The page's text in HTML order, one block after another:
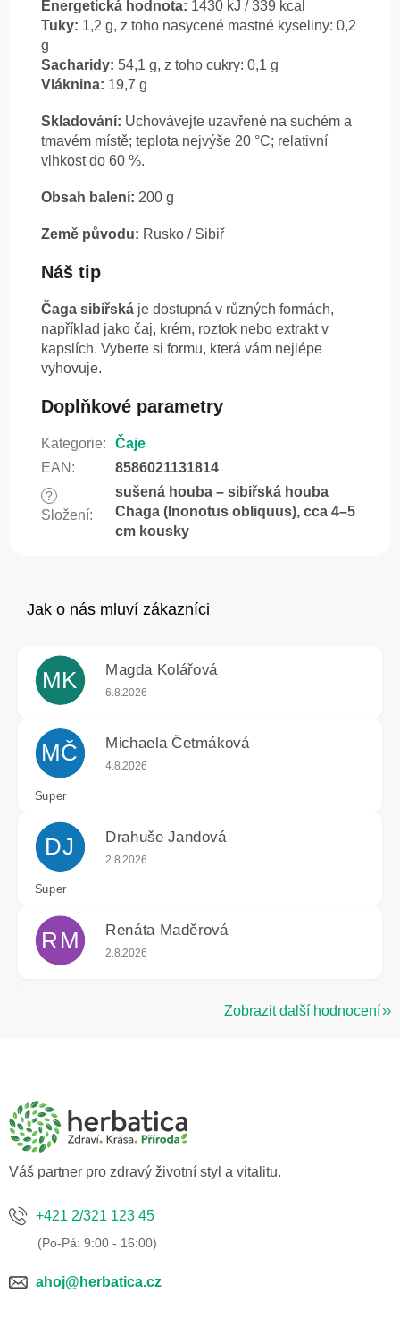
Energetická hodnota: 1430 kJ / 339 kcal
Tuky: 1,2 g, z toho nasycené mastné kyseliny: 0,2
g
Sacharidy: 54,1 g, z toho cukry: 0,1 g
Vláknina: 19,7 g
Skladování: Uchovávejte uzavřené na suchém a
tmavém místě; teplota nejvýše 20 °C; relativní
vlhkost do 60 %.
Obsah balení: 200 g
Země původu: Rusko / Sibiř
Náš tip
Čaga sibiřská je dostupná v různých formách,
například jako čaj, krém, roztok nebo extrakt v
kapslích. Vyberte si formu, která vám nejlépe
vyhovuje.
Doplňkové parametry
Kategorie:
Čaje
EAN : 8586021131814
?
Složení:
sušená houba – sibiřská houba
Chaga (Inonotus obliquus), cca 4–5
cm kousky
MK Magda Kolářová
Hodnocení obchodu je 5 z 5 hvězdiček.
6.8.2026
MČ Michaela Četmáková
Hodnocení obchodu je 5 z 5 hvězdiček.
4.8.2026
Super
DJ Drahuše Jandová
Hodnocení obchodu je 5 z 5 hvězdiček.
2.8.2026
Super
RM Renáta Maděrová
Hodnocení obchodu je 5 z 5 hvězdiček.
2.8.2026
Zobrazit další hodnocení
a
Váš partner pro zdravý životní styl a vitalitu.
+421 2/321 123 45
ahoj@herbatica.cz